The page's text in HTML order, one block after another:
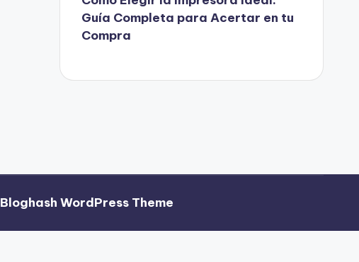
Guía Completa para Acertar en tu
Compra
Bloghash WordPress Theme